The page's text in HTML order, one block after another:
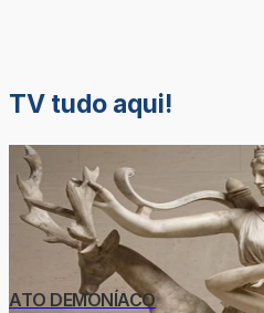
TV tudo aqui!
ATO DEMONÍACO